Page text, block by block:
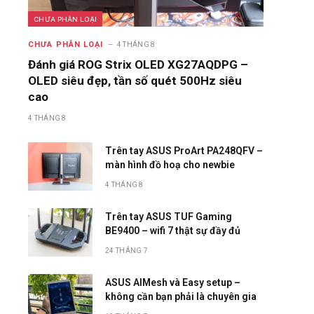
CHƯA PHÂN LOẠI
CHƯA PHÂN LOẠI 4 THÁNG 8
Đánh giá ROG Strix OLED XG27AQDPG –
OLED siêu đẹp, tần số quét 500Hz siêu
cao
4 THÁNG 8
Trên tay ASUS ProArt PA248QFV –
màn hình đồ hoạ cho newbie
4 THÁNG 8
Trên tay ASUS TUF Gaming
BE9400 – wifi 7 thật sự đầy đủ
24 THÁNG 7
ASUS AIMesh và Easy setup –
không cần bạn phải là chuyên gia